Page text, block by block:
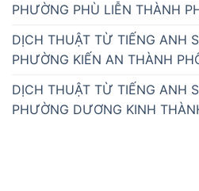
PHƯỜNG PHÙ LIỄN THÀNH
DỊCH THUẬT TỪ TIẾNG ANH
PHƯỜNG KIẾN AN THÀNH
DỊCH THUẬT TỪ TIẾNG ANH
PHƯỜNG DƯƠNG KINH